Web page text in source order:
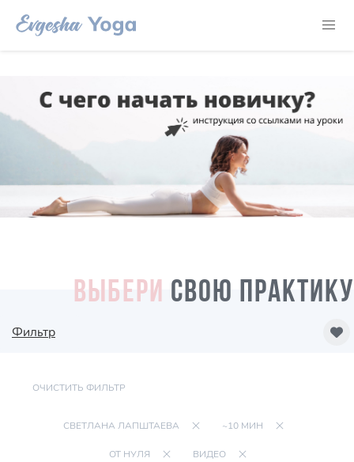
ВЫБЕРИ СВОЮ ПРАКТИКУ
Фильтр
ОЧИСТИТЬ ФИЛЬТР
СВЕТЛАНА ЛАПШТАЕВА ~10 МИН
ОТ НУЛЯ ВИДЕО